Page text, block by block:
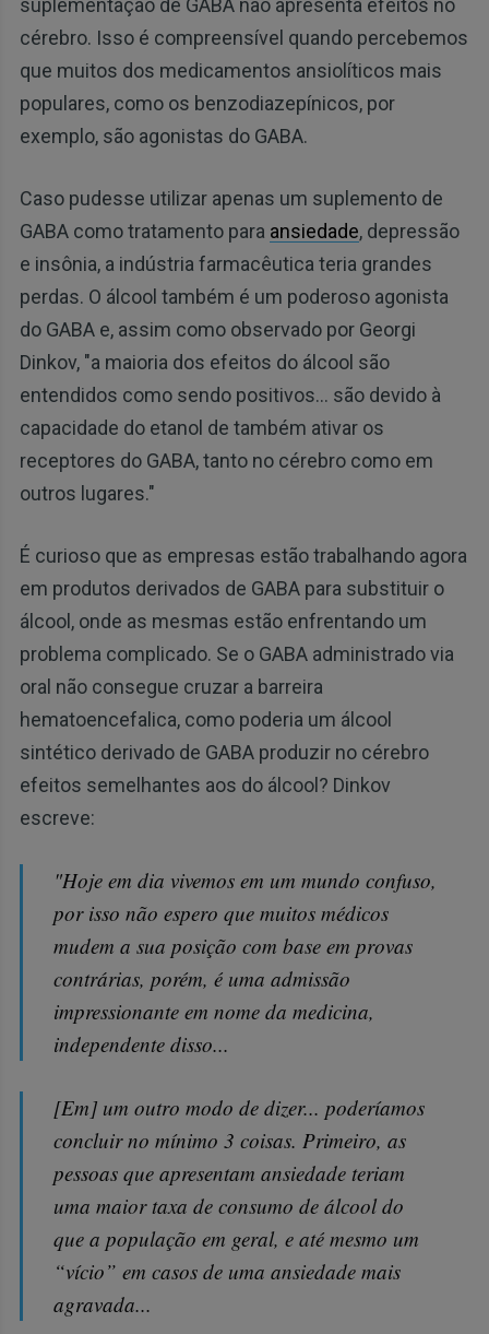
cérebro. Isso é compreensível quando percebemos
que muitos dos medicamentos ansiolíticos mais
populares, como os benzodiazepínicos, por
exemplo, são agonistas do GABA.
Caso pudesse utilizar apenas um suplemento de
GABA como tratamento para ansiedade, depressão
e insônia, a indústria farmacêutica teria grandes
perdas. O álcool também é um poderoso agonista
do GABA e, assim como observado por Georgi
Dinkov, "a maioria dos efeitos do álcool são
entendidos como sendo positivos... são devido à
capacidade do etanol de também ativar os
receptores do GABA, tanto no cérebro como em
outros lugares."
É curioso que as empresas estão trabalhando agora
em produtos derivados de GABA para substituir o
álcool, onde as mesmas estão enfrentando um
problema complicado. Se o GABA administrado via
oral não consegue cruzar a barreira
hematoencefalica, como poderia um álcool
sintético derivado de GABA produzir no cérebro
efeitos semelhantes aos do álcool? Dinkov
escreve:
"Hoje em dia vivemos em um mundo confuso,
por isso não espero que muitos médicos
mudem a sua posição com base em provas
contrárias, porém, é uma admissão
impressionante em nome da medicina,
independente disso...
[Em] um outro modo de dizer... poderíamos
concluir no mínimo 3 coisas. Primeiro, as
pessoas que apresentam ansiedade teriam
uma maior taxa de consumo de álcool do
que a população em geral, e até mesmo um
“vício” em casos de uma ansiedade mais
agravada...